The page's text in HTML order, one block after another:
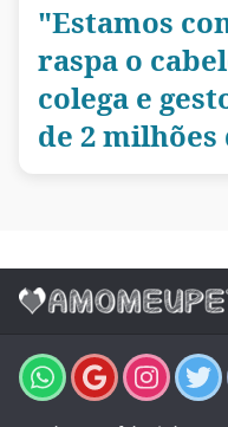
"Estamos
raspa o
colega e
de 2 milhões